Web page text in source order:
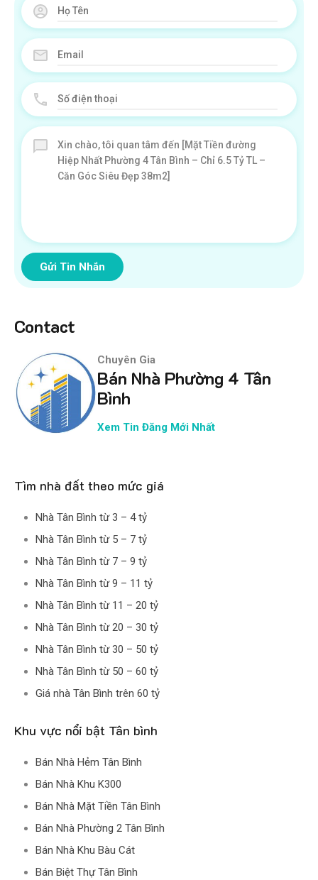
Gửi Tin Nhắn
Contact
Chuyên Gia
Bán Nhà Phường 4 Tân
Bình
Xem Tin Đăng Mới Nhất
Tìm nhà đất theo mức giá
Nhà Tân Bình từ 3 – 4 tỷ
Nhà Tân Bình từ 5 – 7 tỷ
Nhà Tân Bình từ 7 – 9 tỷ
Nhà Tân Bình từ 9 – 11 tỷ
Nhà Tân Bình từ 11 – 20 tỷ
Nhà Tân Bình từ 20 – 30 tỷ
Nhà Tân Bình từ 30 – 50 tỷ
Nhà Tân Bình từ 50 – 60 tỷ
Giá nhà Tân Bình trên 60 tỷ
Khu vực nổi bật Tân bình
Bán Nhà Hẻm Tân Bình
Bán Nhà Khu K300
Bán Nhà Mặt Tiền Tân Bình
Bán Nhà Phường 2 Tân Bình
Bán Nhà Khu Bàu Cát
Bán Biệt Thự Tân Bình